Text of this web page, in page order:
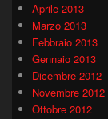
Aprile 2013
Marzo 2013
Febbraio 2013
Gennaio 2013
Dicembre 2012
Novembre 2012
Ottobre 2012